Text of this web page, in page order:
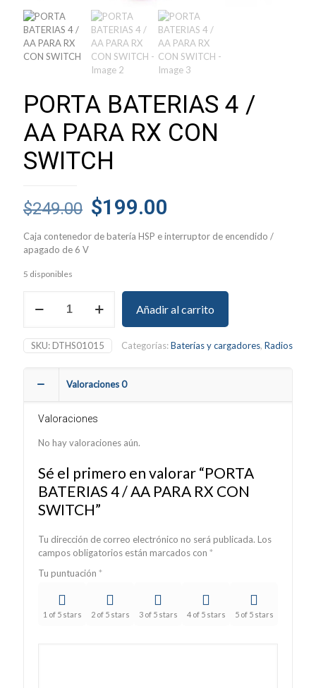
PORTA BATERIAS 4 /
AA PARA RX CON
SWITCH
$249.00 Original
price
was:
$199.00
price
is:
Caja contenedor de batería HSP e interruptor de encendido /
apagado de 6 V
5 disponibles
BATERIAS
/
AA
SWITCH
cantidad
Añadir al carrito
SKU:DTHS01015 Categorías:Baterías y cargadores, Radios
Valoraciones0
Valoraciones
No hay valoraciones aún.
Sé el primero en valorar “PORTA
BATERIAS 4 / AA PARA RX CON
SWITCH”
Tu dirección de correo electrónico no será publicada. Los
campos obligatorios están marcados con *
Tu puntuación *
1 of 5 stars 2 of 5 stars 3 of 5 stars 4 of 5 stars 5 of 5 stars